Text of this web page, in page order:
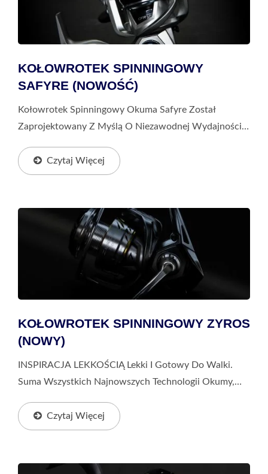
KOŁOWROTEK SPINNINGOWY
SAFYRE (NOWOŚĆ)
Kołowrotek Spinningowy Okuma Safyre Został
Zaprojektowany Z Myślą O Niezawodnej Wydajności
Saltwater. Posiada Powiększone Zębatki HDG+ O
Wysokiej Gęstości...
Czytaj Więcej
KOŁOWROTEK SPINNINGOWY ZYROS
(NOWY)
INSPIRACJA LEKKOŚCIĄ Lekki I Gotowy Do Walki.
Suma Wszystkich Najnowszych Technologii Okumy,
Zaprojektowany, Aby Ustanowić Nowy Standard Dla
Lekkich...
Czytaj Więcej